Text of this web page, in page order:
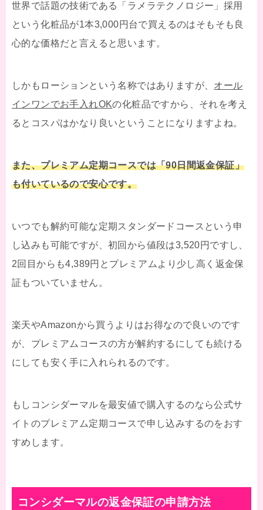
世界で話題の技術である「ラメラテクノロジー」採用
という化粧品が1本3,000円台で買えるのはそもそも良
心的な価格だと言えると思います。
しかもローションという名称ではありますが、 オール
インワンでお手入れOKの化粧品ですから、それを考え
るとコスパはかなり良いということになりますよね。
また、プレミアム定期コースでは「90日間返金保証」
も付いているので安心です。
いつでも解約可能な定期スタンダードコースという申
し込みも可能ですが、初回から値段は3,520円ですし、
2回目からも4,389円とプレミアムより少し高く返金保
証もついていません。
楽天やAmazonから買うよりはお得なので良いのです
が、プレミアムコースの方が解約するにしても続ける
にしても安く手に入れられるのです。
もしコンシダーマルを最安値で購入するのなら公式サ
イトのプレミアム定期コースで申し込みするのをおす
すめします。
コンシダーマルの返金保証の申請方法